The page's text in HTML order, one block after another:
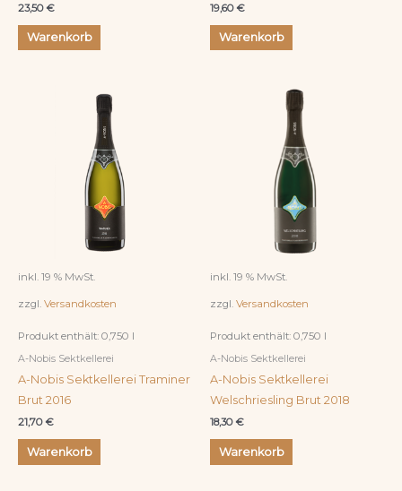
23,50€
Warenkorb
19,60€
Warenkorb
inkl. 19 % MwSt.
zzgl. Versandkosten
Produkt enthält: 0,750 l
A-Nobis Sektkellerei
A-Nobis Sektkellerei Traminer
Brut 2016
21,70€
Warenkorb
inkl. 19 % MwSt.
zzgl. Versandkosten
Produkt enthält: 0,750 l
A-Nobis Sektkellerei
A-Nobis Sektkellerei
Welschriesling Brut 2018
18,30€
Warenkorb